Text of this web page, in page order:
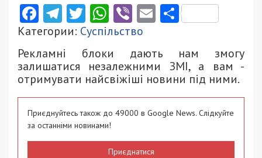
Facebook
Telegram
Twitter
WhatsApp
ViberEmail
Категории: Суспільство
Рекламні блоки дають нам змогу
залишатися незалежними ЗМІ, а вам -
отримувати найсвіжіші новини під ними.
Приєднуйтесь також до 49000 в Google News. Слідкуйте
за останніми новинами!
Приєднатися